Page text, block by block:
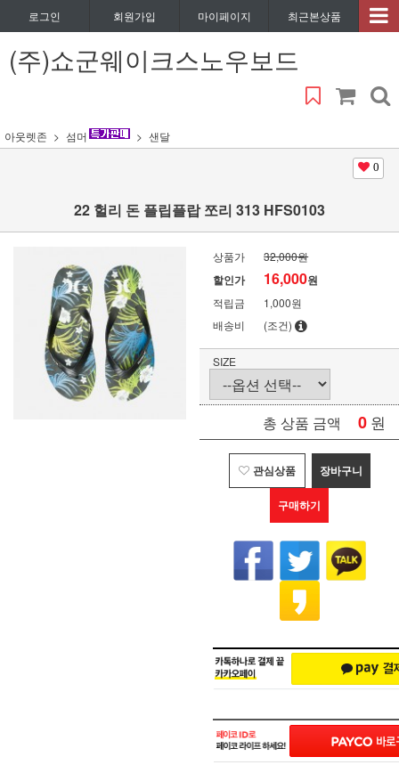
로그인 회원가입 마이페이지 최근본상품
(주)쇼군웨이크스노우보드
아웃렛존 섬머 샌달
0
22 헐리 돈 플립플랍 쪼리 313 HFS0103
상품가 32,000원
할인가 16,000원
적립금
1,000원
배송비
(조건)
SIZE
총 상품 금액 0 원
관심상품 장바구니
구매하기